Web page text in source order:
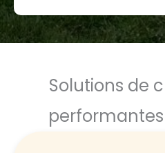
Solutions de